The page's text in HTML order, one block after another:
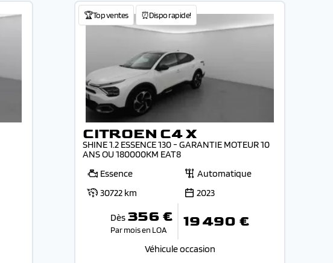
🏆Top ventes ⏰Dispo rapide!
CITROEN C4 X
SHINE 1.2 ESSENCE 130 - GARANTIE MOTEUR 10
ANS OU 180000KM EAT8
Essence
Automatique
30722 km
2023
Dès 356 €
Par mois en LOA 19 490 €
Véhicule occasion